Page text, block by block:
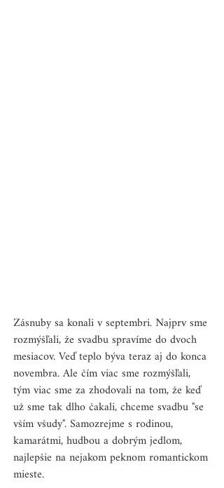
Zásnuby sa konali v septembri. Najprv sme
rozmýšľali, že svadbu spravíme do dvoch
mesiacov. Veď teplo býva teraz aj do konca
novembra. Ale čím viac sme rozmýšľali,
tým viac sme za zhodovali na tom, že keď
už sme tak dlho čakali, chceme svadbu "se
vším všudy". Samozrejme s rodinou,
kamarátmi, hudbou a dobrým jedlom,
najlepšie na nejakom peknom romantickom
mieste.